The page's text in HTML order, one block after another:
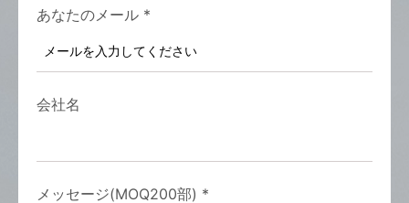
あなたのメール *
会社名
メッセージ(MOQ200部) *